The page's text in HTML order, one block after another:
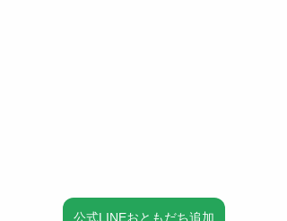
公式LINEおともだち追加